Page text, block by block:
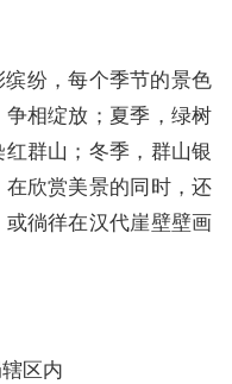
纷，每个季节的景色
相绽放；夏季，绿树
群山；冬季，群山银
欣赏美景的同时，还
徜徉在汉代崖壁壁画
区内